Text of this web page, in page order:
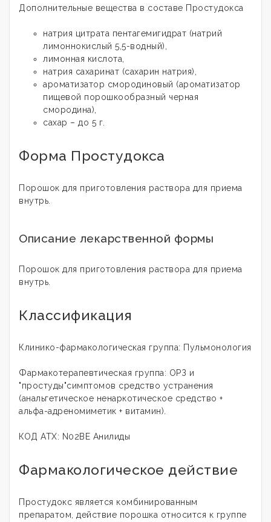
Дополнительные вещества в составе Простудокса
натрия цитрата пентагемигидрат (натрий
лимоннокислый 5,5-водный),
лимонная кислота,
натрия сахаринат (сахарин натрия),
ароматизатор смородиновый (ароматизатор
пищевой порошкообразный черная
смородина),
сахар – до 5 г.
Форма Простудокса
Порошок для приготовления раствора для приема
внутрь.
Описание лекарственной формы
Порошок для приготовления раствора для приема
внутрь.
Классификация
Клинико-фармакологическая группа: Пульмонология
Фармакотерапевтическая группа: ОРЗ и
"простуды"симптомов средство устранения
(анальгетическое ненаркотическое средство +
альфа-адреномиметик + витамин).
КОД АТХ: N02BE Анилиды
Фармакологическое действие
Простудокс является комбинированным
препаратом, действие порошка относится к группе